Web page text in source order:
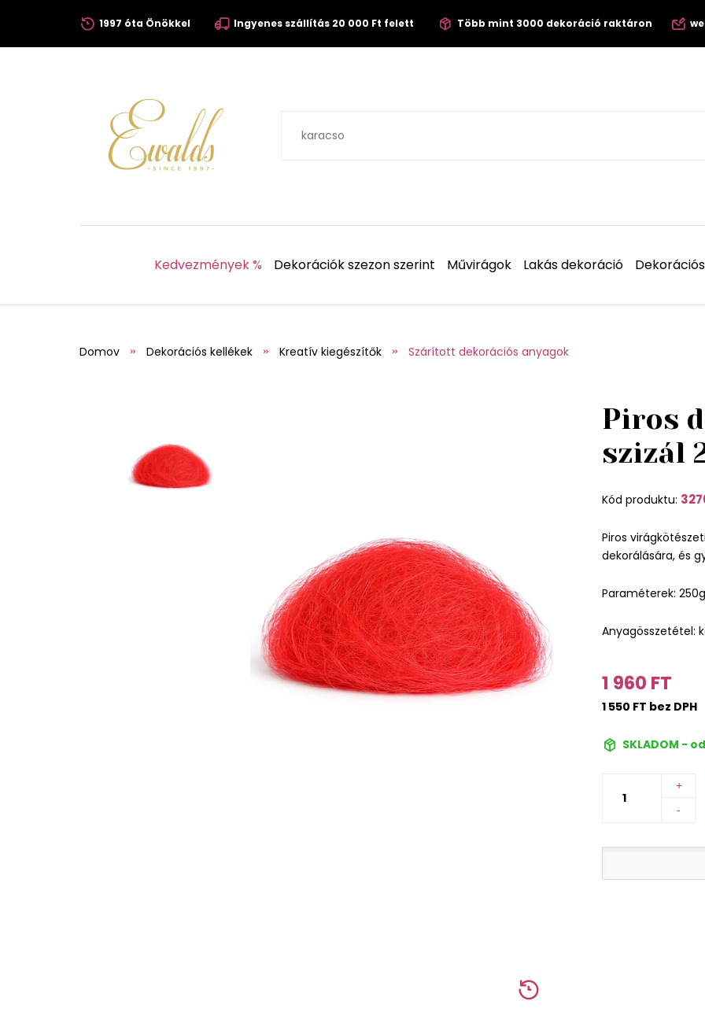
1997 óta Önökkel Ingyenes szállítás 20 000 Ft felett Több mint 3000 dekoráció raktáron
Kedvezmények % Dekorációk szezon szerint Művirágok Lakás dekoráció
Domov Dekorációs kellékek Kreatív kiegészítők Szárított dekorációs anyagok
Piros
szizál
Kód produktu:
Piros
dekorálására, és
Paraméterek: 250g
Anyagösszetétel:
1 960 FT
1 550 FT bez DPH
SKLADOM -
+
-